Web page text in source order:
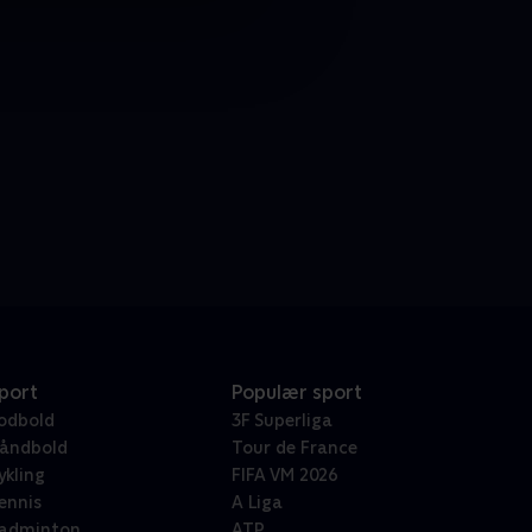
Populær sport
3F Superliga
Tour de France
FIFA VM 2026
A Liga